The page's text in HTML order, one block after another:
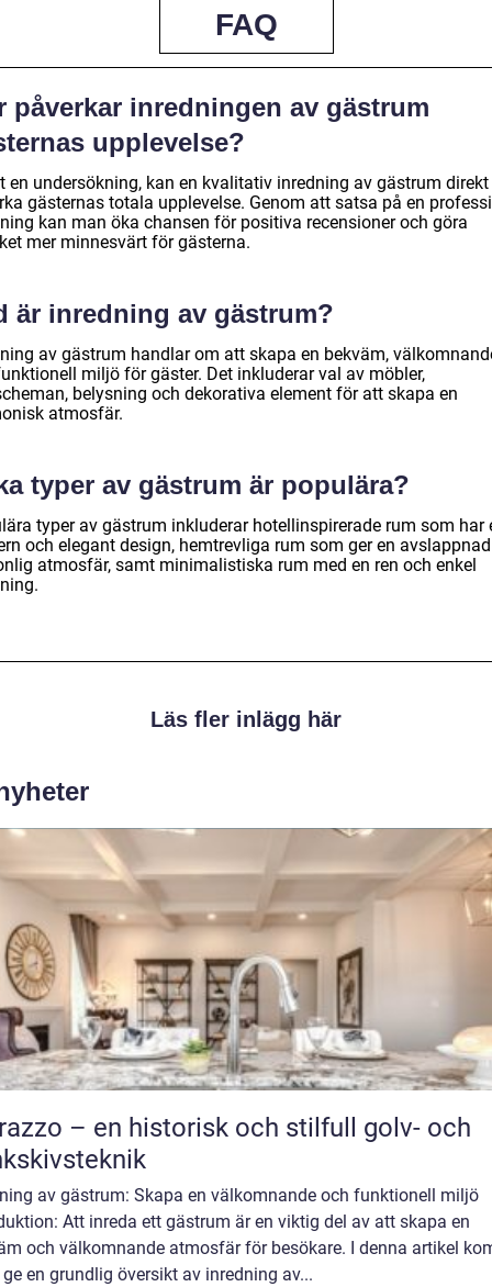
FAQ
påverkar inredningen av gästrum
upplevelse?
en undersökning, kan en kvalitativ inredning av gästrum direkt
gästernas totala upplevelse. Genom att satsa på en
kan man öka chansen för positiva recensioner och göra
mer minnesvärt för gästerna.
är inredning av gästrum?
av gästrum handlar om att skapa en bekväm,
miljö för gäster. Det inkluderar val av möbler,
belysning och dekorativa element för att skapa en
atmosfär.
typer av gästrum är populära?
typer av gästrum inkluderar hotellinspirerade rum som har
och elegant design, hemtrevliga rum som ger en
atmosfär, samt minimalistiska rum med en ren och enkel
Läs fler inlägg här
– en historisk och stilfull golv- och
av gästrum: Skapa en välkomnande och funktionell miljö
Att inreda ett gästrum är en viktig del av att skapa en
och välkomnande atmosfär för besökare. I denna artikel
en grundlig översikt av inredning av...